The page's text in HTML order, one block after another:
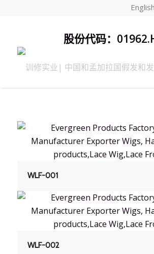
English
股份代码：
WLF-001
WLF-002